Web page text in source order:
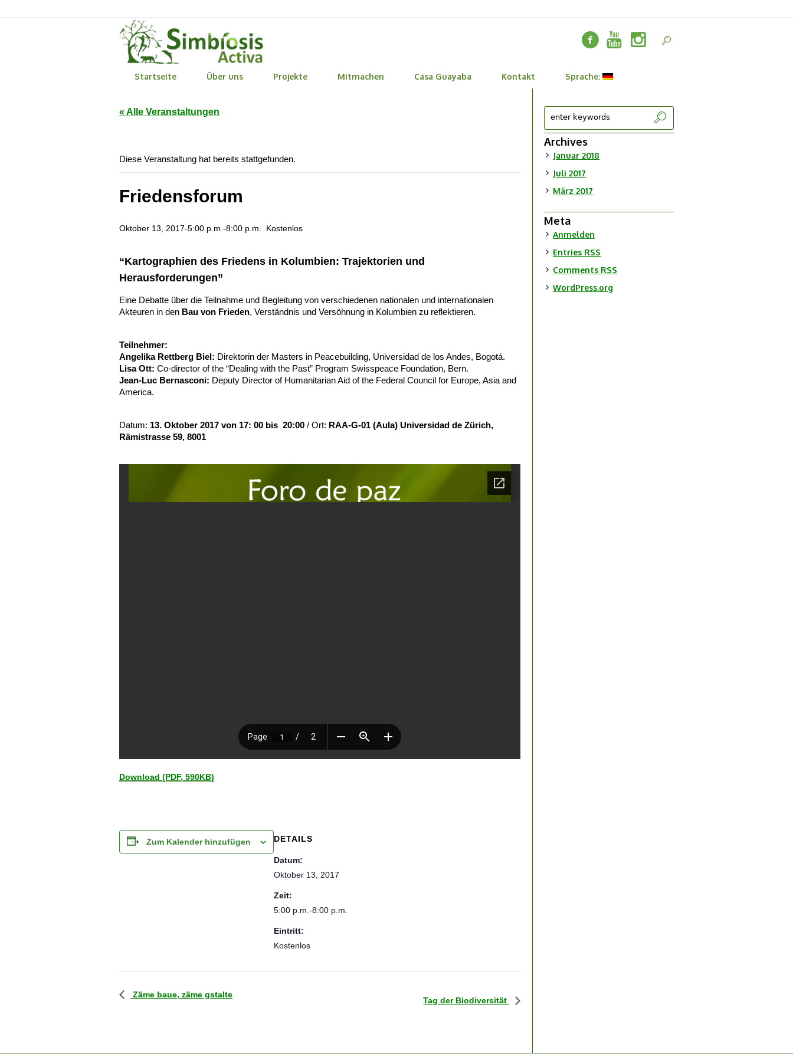
Startseite Über uns Projekte Mitmachen Casa Guayaba Kontakt Sprache:
« Alle Veranstaltungen
Diese Veranstaltung hat bereits stattgefunden.
Friedensforum
Oktober 13, 2017-5:00 p.m. -8:00 p.m. Kostenlos
“Kartographien des Friedens in Kolumbien: Trajektorien und
Herausforderungen”
Eine Debatte über die Teilnahme und Begleitung von verschiedenen nationalen und internationalen
Akteuren in den Bau von Frieden, Verständnis und Versöhnung in Kolumbien zu reflektieren.
Teilnehmer:
Angelika Rettberg Biel: Direktorin der Masters in Peacebuilding, Universidad de los Andes, Bogotá.
Lisa Ott: Co-director of the “Dealing with the Past” Program Swisspeace Foundation, Bern.
Jean-Luc Bernasconi: Deputy Director of Humanitarian Aid of the Federal Council for Europe, Asia and
America.
Datum: 13. Oktober 2017 von 17: 00 bis 20:00 / Ort: RAA-G-01 (Aula) Universidad de Zürich,
Rämistrasse 59, 8001
Download (PDF, 590KB)
Zum Kalender hinzufügen DETAILS
Datum:
Oktober 13, 2017
Zeit:
5:00 p.m.-8:00 p.m.
Eintritt:
Kostenlos
Zäme baue, zäme gstalte
Tag der Biodiversität
Archives
Januar 2018
Juli 2017
März 2017
Meta
Anmelden
Entries RSS
Comments RSS
WordPress.org